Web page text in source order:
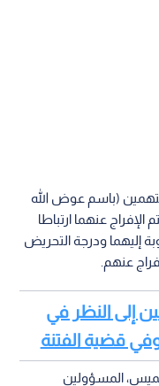
(باسم عوض الله
عنهما ارتباطا
إليهما ودرجة التحريض
عنهم.
إلى النظر في
قضية الفتنة
المسؤولين